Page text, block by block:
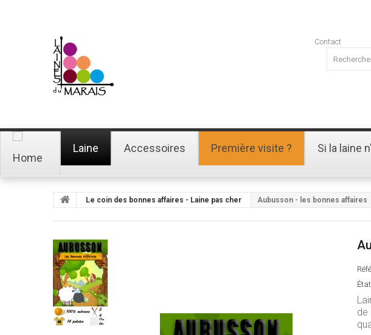
Contact
Laine Accessoires Première visite ? Si la laine
Le coin des bonnes affaires - Laine pas cher Aubusson - les bonnes affaires
État
de